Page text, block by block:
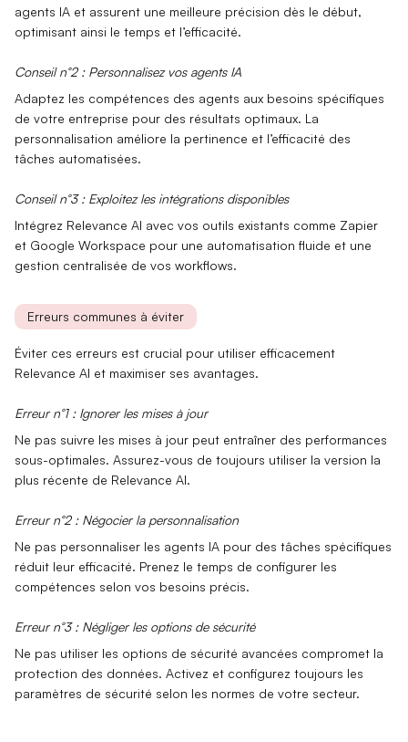
agents IA et assurent une meilleure précision dès le début,
optimisant ainsi le temps et l’efficacité.
Conseil n°2 : Personnalisez vos agents IA
Adaptez les compétences des agents aux besoins spécifiques
de votre entreprise pour des résultats optimaux. La
personnalisation améliore la pertinence et l’efficacité des
tâches automatisées.
Conseil n°3 : Exploitez les intégrations disponibles
Intégrez Relevance AI avec vos outils existants comme Zapier
et Google Workspace pour une automatisation fluide et une
gestion centralisée de vos workflows.
Erreurs communes à éviter
Éviter ces erreurs est crucial pour utiliser efficacement
Relevance AI et maximiser ses avantages.
Erreur n°1 : Ignorer les mises à jour
Ne pas suivre les mises à jour peut entraîner des performances
sous-optimales. Assurez-vous de toujours utiliser la version la
plus récente de Relevance AI.
Erreur n°2 : Négocier la personnalisation
Ne pas personnaliser les agents IA pour des tâches spécifiques
réduit leur efficacité. Prenez le temps de configurer les
compétences selon vos besoins précis.
Erreur n°3 : Négliger les options de sécurité
Ne pas utiliser les options de sécurité avancées compromet la
protection des données. Activez et configurez toujours les
paramètres de sécurité selon les normes de votre secteur.